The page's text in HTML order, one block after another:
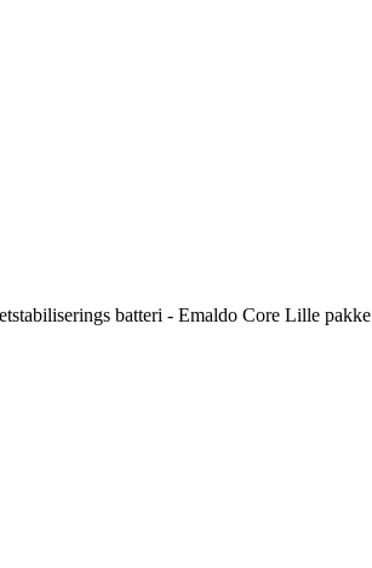
batteri - Emaldo Core Lille pakke